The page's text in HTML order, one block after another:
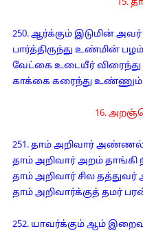
15.
250. ஆர்க்கும் இடுமின்
பார்த்திருந்து உண்மின்
வேட்கை உடையீர்
காக்கை கரைந்து உண்ணும்
16.
251. தாம் அறிவார்
தாம் அறிவார் அறம் தாங்கி
தாம் அறிவார் சில
தாம் அறிவார்க்குத் தமர்
252. யாவர்க்கும் ஆம்